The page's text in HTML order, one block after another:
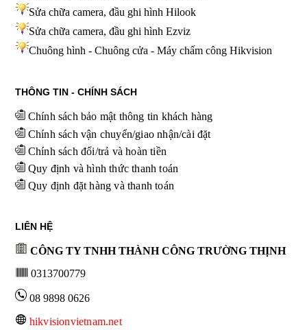
Sửa chữa camera, đầu ghi hình Hilook
Sửa chữa camera, đầu ghi hình Ezviz
Chuông hình - Chuông cửa - Máy chấm công Hikvision
THÔNG TIN - CHÍNH SÁCH
Chính sách bảo mật thông tin khách hàng
Chính sách vận chuyển/giao nhận/cài đặt
Chính sách đổi/trả và hoàn tiền
Quy định và hình thức thanh toán
Quy định đặt hàng và thanh toán
LIÊN HỆ
CÔNG TY TNHH THÀNH CÔNG TRƯỜNG THỊNH
0313700779
08 9898 0626
hikvisionvietnam.net